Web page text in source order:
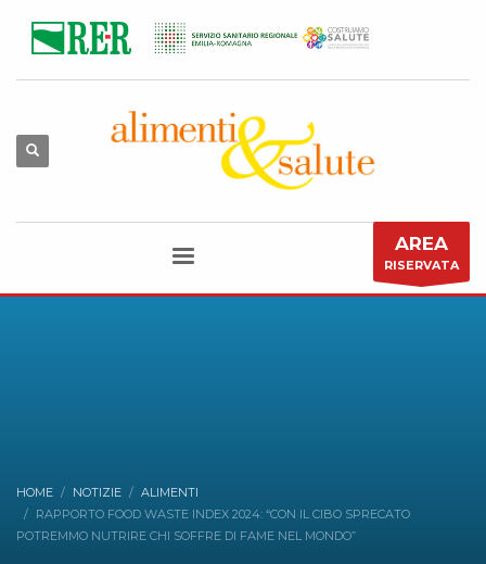
AREA
RISERVATA
HOME NOTIZIE
ALIMENTI
RAPPORTO FOOD WASTE INDEX 2024: “CON IL CIBO SPRECATO
POTREMMO NUTRIRE CHI SOFFRE DI FAME NEL MONDO”